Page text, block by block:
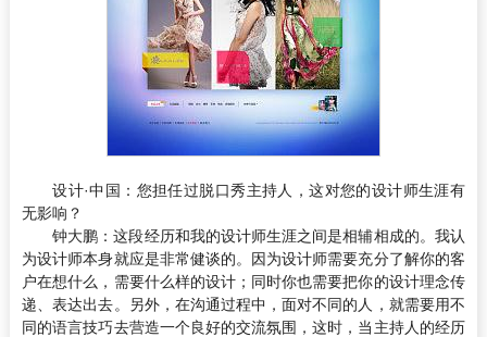
设计·中国： 您担任过脱口秀主持人，这对您的设计师生涯有
无影响？
钟大鹏：这段经历和我的设计师生涯之间是相辅相成的。我认
为设计师本身就应是非常健谈的。因为设计师需要充分了解你的客
户在想什么，需要什么样的设计；同时你也需要把你的设计理念传
递、表达出去。另外，在沟通过程中，面对不同的人，就需要用不
同的语言技巧去营造一个良好的交流氛围，这时，当主持人的经历